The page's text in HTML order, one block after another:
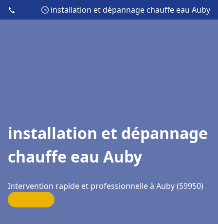
📞 🕒 installation et dépannage chauffe eau Auby
installation et dépannage
chauffe eau Auby
Intervention rapide et professionnelle à Auby (59950)